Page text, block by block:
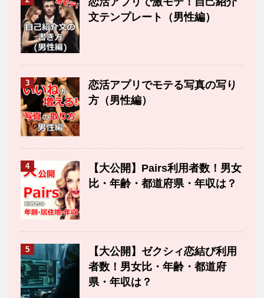
文テンプレート（男性編）
3
恋活アプリでモテる写真の写り
方（男性編）
4
【大公開】Pairs利用者数！男女
比・年齢・都道府県・年収は？
5
【大公開】ゼクシィ恋結び利用
者数！男女比・年齢・都道府
県・年収は？